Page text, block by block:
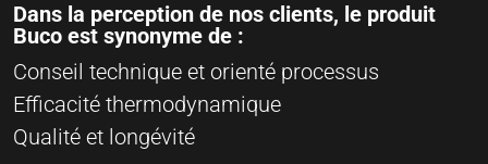
Dans la perception de nos clients, le produit
Buco est synonyme de :
Conseil technique et orienté processus
Efficacité thermodynamique
Qualité et longévité